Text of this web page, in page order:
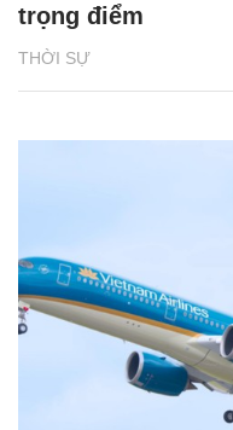
THỜI SỰ
trọng điểm